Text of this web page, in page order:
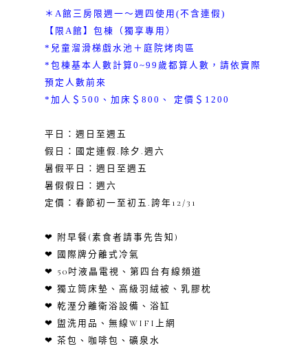
＊A館三房限週一～週四使用(不含連假)
【限A館】包棟（獨享專用）
*兒童溜滑梯戲水池＋庭院烤肉區
*包棟基本人數計算0~99歲都算人數，請依實際
預定人數前來
*加人＄500、加床＄800、 定價＄1200
平日：週日至週五
假日：國定連假.除夕.週六
暑假平日：週日至週五
暑假假日：週六
定價：春節初一至初五.誇年12/31
❤ 附早餐(素食者請事先告知)
❤ 國際牌分離式冷氣
❤ 50吋液晶電視、第四台有線頻道
❤ 獨立筒床墊、高級羽絨被、乳膠枕
❤ 乾溼分離衛浴設備、浴缸
❤ 盥洗用品、無線WIFI上網
❤ 茶包、咖啡包、礦泉水